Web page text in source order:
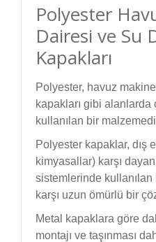
Polyester
Dairesi ve Su
Kapakları
Polyester, havuz
kapakları gibi alanlarda
kullanılan bir
Polyester kapaklar, dış
kimyasallar) karşı
sistemlerinde
karşı uzun ömürlü bir
Metal kapaklara göre
montajı ve taşınması